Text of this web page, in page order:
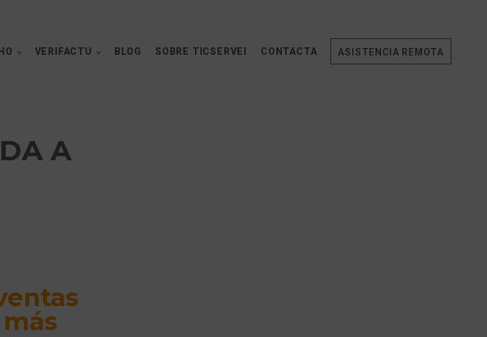
VERIFACTU BLOG SOBRE TICSERVEI CONTACTA ASISTENCIA REMOTA
A